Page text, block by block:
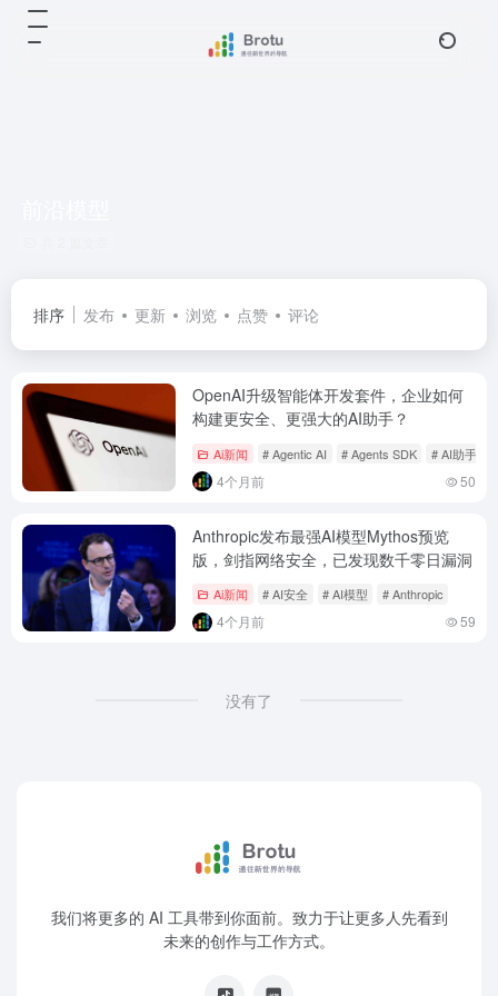
排序 发布 更新 浏览 点赞 评论
OpenAI升级智能体开发套件，企业如何
构建更安全、更强大的AI助手？
Ai新闻 # Agentic AI # Agents SDK # AI助手
4个月前 50
Anthropic发布最强AI模型Mythos预览
版，剑指网络安全，已发现数千零日漏洞
Ai新闻 # AI安全 # AI模型 # Anthropic
4个月前 59
没有了
我们将更多的 AI 工具带到你面前。致力于让更多人先看到
未来的创作与工作方式。